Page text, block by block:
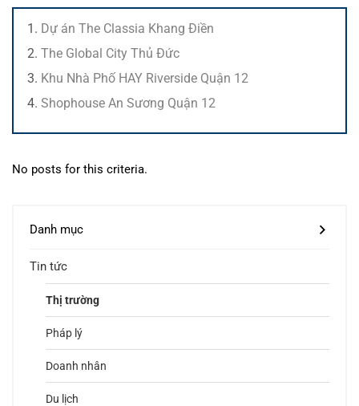
Dự án The Classia Khang Điền
The Global City Thủ Đức
Khu Nhà Phố HAY Riverside Quận 12
Shophouse An Sương Quận 12
No posts for this criteria.
Danh mục
Tin tức
Thị trường
Pháp lý
Doanh nhân
Du lịch